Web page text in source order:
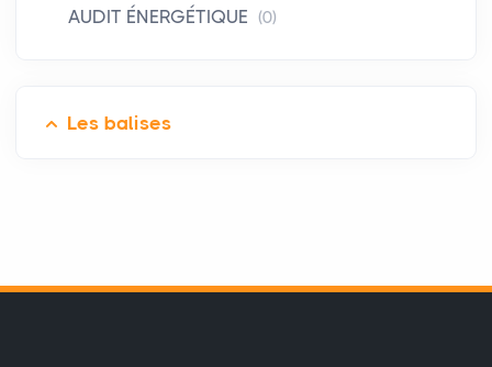
AUDIT ÉNERGÉTIQUE (0)
Les balises